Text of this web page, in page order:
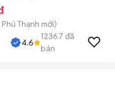
Phú Thạnh mới)
4.6
12367 đã
bán